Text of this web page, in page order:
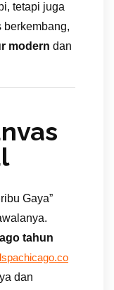
tetapi juga
berkembang,
modern dan
Gaya”
tahun
dan